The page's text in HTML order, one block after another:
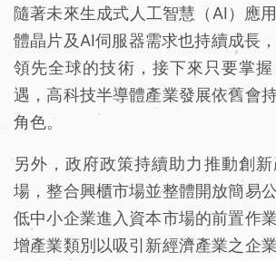
隨著未來生成式人工智慧（AI）應
體晶片及AI伺服器需求也持續成長
領先全球的技術，接下來只要掌
遇，高科技半導體產業發展依舊會
角色。
另外，政府政策持續助力推動創
場，整合興櫃市場並整體開放簡易
低中小企業進入資本市場的前置作
增產業類別以吸引新經濟產業之企